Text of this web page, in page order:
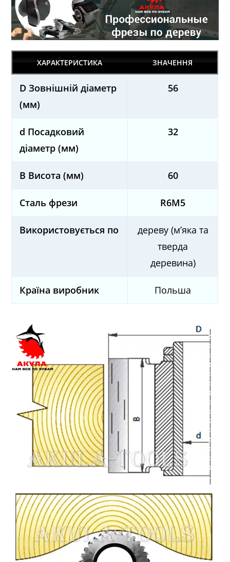
ХАРАКТЕРИСТИКА ЗНАЧЕННЯ
D Зовнішній діаметр
(мм)
56
d Посадковий
діаметр (мм)
32
B Висота (мм) 60
Сталь фрези R6М5
Використовується по
дереву (м’яка та
тверда
деревина)
Країна виробник Польша